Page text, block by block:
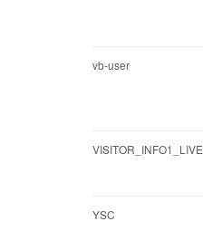
vb-user
VISITOR_INFO1_LIVE
YSC